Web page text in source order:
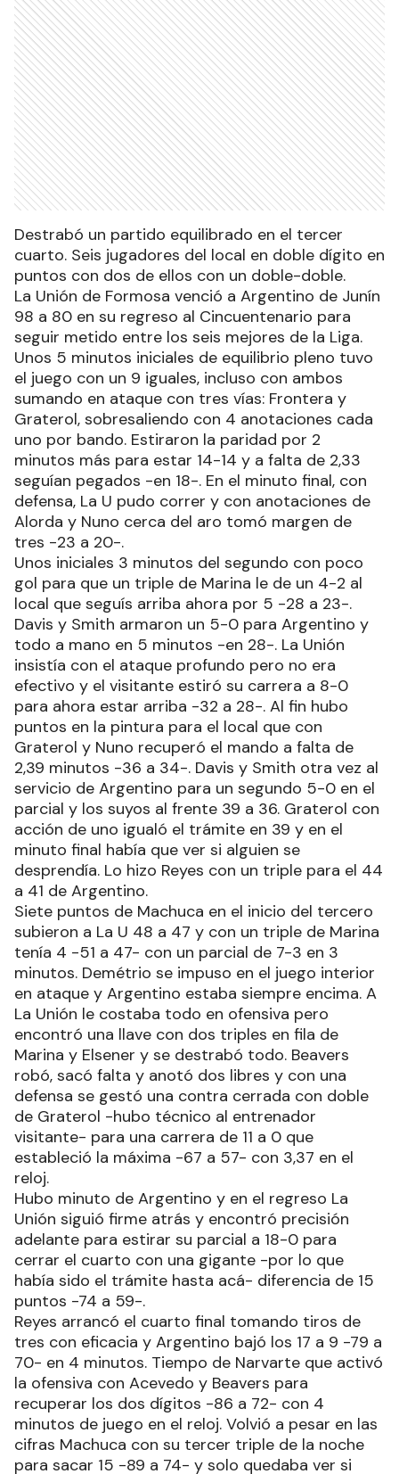
Destrabó un partido equilibrado en el tercer
cuarto. Seis jugadores del local en doble dígito en
puntos con dos de ellos con un doble-doble.
La Unión de Formosa venció a Argentino de Junín
98 a 80 en su regreso al Cincuentenario para
seguir metido entre los seis mejores de la Liga.
Unos 5 minutos iniciales de equilibrio pleno tuvo
el juego con un 9 iguales, incluso con ambos
sumando en ataque con tres vías: Frontera y
Graterol, sobresaliendo con 4 anotaciones cada
uno por bando. Estiraron la paridad por 2
minutos más para estar 14-14 y a falta de 2,33
seguían pegados -en 18-. En el minuto final, con
defensa, La U pudo correr y con anotaciones de
Alorda y Nuno cerca del aro tomó margen de
tres -23 a 20-.
Unos iniciales 3 minutos del segundo con poco
gol para que un triple de Marina le de un 4-2 al
local que seguís arriba ahora por 5 -28 a 23-.
Davis y Smith armaron un 5-0 para Argentino y
todo a mano en 5 minutos -en 28-. La Unión
insistía con el ataque profundo pero no era
efectivo y el visitante estiró su carrera a 8-0
para ahora estar arriba -32 a 28-. Al fin hubo
puntos en la pintura para el local que con
Graterol y Nuno recuperó el mando a falta de
2,39 minutos -36 a 34-. Davis y Smith otra vez al
servicio de Argentino para un segundo 5-0 en el
parcial y los suyos al frente 39 a 36. Graterol con
acción de uno igualó el trámite en 39 y en el
minuto final había que ver si alguien se
desprendía. Lo hizo Reyes con un triple para el 44
a 41 de Argentino.
Siete puntos de Machuca en el inicio del tercero
subieron a La U 48 a 47 y con un triple de Marina
tenía 4 -51 a 47- con un parcial de 7-3 en 3
minutos. Demétrio se impuso en el juego interior
en ataque y Argentino estaba siempre encima. A
La Unión le costaba todo en ofensiva pero
encontró una llave con dos triples en fila de
Marina y Elsener y se destrabó todo. Beavers
robó, sacó falta y anotó dos libres y con una
defensa se gestó una contra cerrada con doble
de Graterol -hubo técnico al entrenador
visitante- para una carrera de 11 a 0 que
estableció la máxima -67 a 57- con 3,37 en el
reloj.
Hubo minuto de Argentino y en el regreso La
Unión siguió firme atrás y encontró precisión
adelante para estirar su parcial a 18-0 para
cerrar el cuarto con una gigante -por lo que
había sido el trámite hasta acá- diferencia de 15
puntos -74 a 59-.
Reyes arrancó el cuarto final tomando tiros de
tres con eficacia y Argentino bajó los 17 a 9 -79 a
70- en 4 minutos. Tiempo de Narvarte que activó
la ofensiva con Acevedo y Beavers para
recuperar los dos dígitos -86 a 72- con 4
minutos de juego en el reloj. Volvió a pesar en las
cifras Machuca con su tercer triple de la noche
para sacar 15 -89 a 74- y solo quedaba ver si